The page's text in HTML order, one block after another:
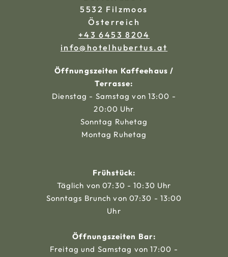
5532 Filzmoos
Österreich
+43 6453 8204
ta.sutrebuhletoh@ofni
Öffnungszeiten Kaffeehaus /
Terrasse:
Dienstag - Samstag von 13:00 -
20:00 Uhr
Sonntag Ruhetag
Montag Ruhetag
Frühstück:
Täglich von 07:30 - 10:30 Uhr
Sonntags Brunch von 07:30 - 13:00
Uhr
Öffnungszeiten Bar:
Freitag und Samstag von 17:00 -